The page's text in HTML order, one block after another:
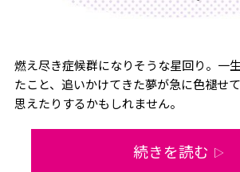
燃え尽き症候群になりそうな星回り。一
たこと、追いかけてきた夢が急に色褪せ
思えたりするかもしれません。
続きを読む ▷